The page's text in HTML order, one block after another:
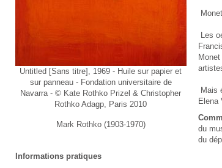
Untitled [Sans titre], 1969 - Huile sur papier et
sur panneau - Fondation universitaire de
Navarra - © Kate Rothko Prizel & Christopher
Rothko Adagp, Paris 2010
Mark Rothko (1903-1970)
Les
Mais
Elena
du
du
Informations pratiques